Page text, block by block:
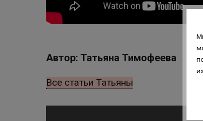
Автор: Татьяна Тимофеева
Все статьи Татьяны